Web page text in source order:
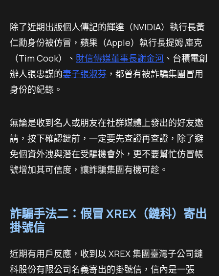
除了近期出版個人傳記的輝達（NVIDIA）執行長黃
仁勳身份被仿冒，蘋果（Apple）執行長提姆·庫克
（Tim Cook）、 財信傳媒董事長謝金河 、台積電創
辦人張忠謀的妻子張淑芬 ，都曾有被詐騙集團冒用
身份的紀錄。
無論是收到名人或朋友在社群媒體上發出的好友邀
請，按下確認鍵前，一定要先查證再查證，除了避
免個資外洩與潛在受騙機會外，更不要幫忙仿冒帳
號增加其可信度，讓詐騙集團有機可趁。
詐騙手法二：假冒 XREX（鏈科）寄出
掛號信
近期有用戶反應，收到以 XREX 集團臺灣子公司鏈
科股份有限公司名義寄出的掛號信，信內是一張